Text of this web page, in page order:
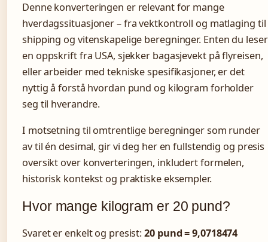
Denne konverteringen er relevant for mange
hverdagssituasjoner – fra vektkontroll og matlaging til
shipping og vitenskapelige beregninger. Enten du leser
en oppskrift fra USA, sjekker bagasjevekt på flyreisen,
eller arbeider med tekniske spesifikasjoner, er det
nyttig å forstå hvordan pund og kilogram forholder
seg til hverandre.
I motsetning til omtrentlige beregninger som runder
av til én desimal, gir vi deg her en fullstendig og presis
oversikt over konverteringen, inkludert formelen,
historisk kontekst og praktiske eksempler.
Hvor mange kilogram er 20 pund?
Svaret er enkelt og presist:20 pund = 9,0718474